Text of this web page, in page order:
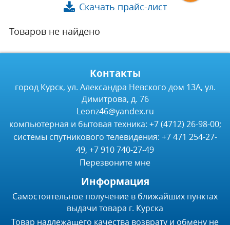
Скачать прайс-лист
Товаров не найдено
Контакты
город Курск, ул. Александра Невского дом 13А, ул.
Димитрова, д. 76
Leonz46@yandex.ru
компьютерная и бытовая техника: +7 (4712) 26-98-00;
системы спутникового телевидения: +7 471 254-27-
49, +7 910 740-27-49
Перезвоните мне
Информация
Самостоятельное получение в ближайших пунктах
выдачи товара г. Курска
Товар надлежащего качества возврату и обмену не